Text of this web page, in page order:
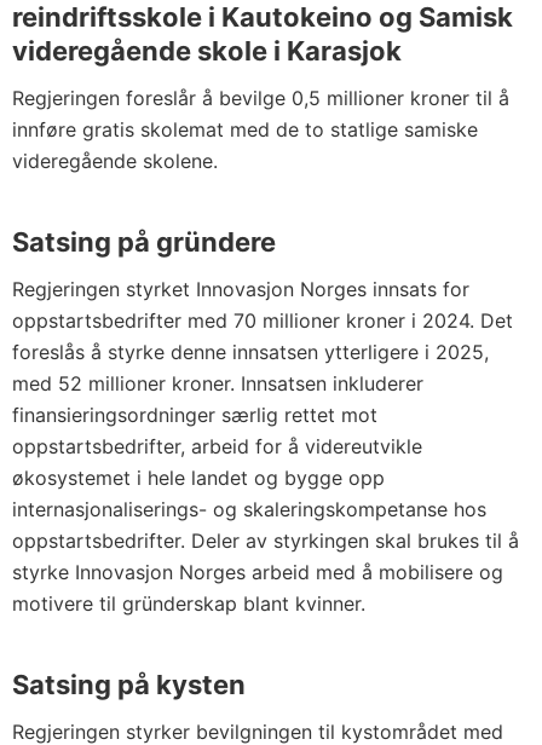
reindriftsskole i Kautokeino og Samisk
videregående skole i Karasjok
Regjeringen foreslår å bevilge 0,5 millioner kroner til å
innføre gratis skolemat med de to statlige samiske
videregående skolene.
Satsing på gründere
Regjeringen styrket Innovasjon Norges innsats for
oppstartsbedrifter med 70 millioner kroner i 2024. Det
foreslås å styrke denne innsatsen ytterligere i 2025,
med 52 millioner kroner. Innsatsen inkluderer
finansieringsordninger særlig rettet mot
oppstartsbedrifter, arbeid for å videreutvikle
økosystemet i hele landet og bygge opp
internasjonaliserings- og skaleringskompetanse hos
oppstartsbedrifter. Deler av styrkingen skal brukes til å
styrke Innovasjon Norges arbeid med å mobilisere og
motivere til gründerskap blant kvinner.
Satsing på kysten
Regjeringen styrker bevilgningen til kystområdet med